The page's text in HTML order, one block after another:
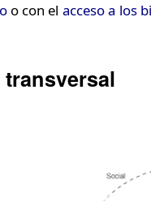
o con el acceso a los